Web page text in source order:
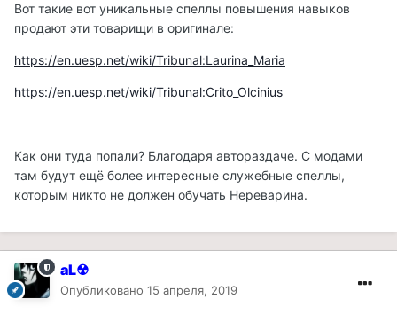
Вот такие вот уникальные спеллы повышения навыков
продают эти товарищи в оригинале:
https://en.uesp.net/wiki/Tribunal:Laurina_Maria
https://en.uesp.net/wiki/Tribunal:Crito_Olcinius
Как они туда попали? Благодаря автораздаче. С модами
там будут ещё более интересные служебные спеллы,
которым никто не должен обучать Нереварина.
aL☢
Опубликовано 15 апреля, 2019